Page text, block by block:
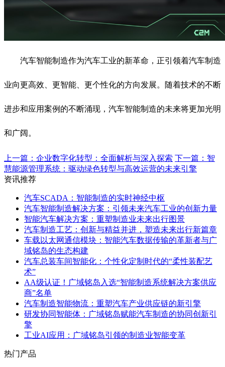
汽车智能制造作为汽车工业的新革命，正引领着汽车制造
业向更高效、更智能、更个性化的方向发展。随着技术的不断
进步和应用案例的不断涌现，汽车智能制造的未来将更加光明
和广阔。
上一篇：企业数字化转型：全面解析与深入探索 下一篇：智
慧能源管理系统：驱动绿色转型与高效运营的未来引擎
资讯推荐
汽车SCADA：智能制造的实时神经中枢
汽车智能制造解决方案：引领未来汽车工业的创新力量
智能汽车解决方案：重塑制造业未来出行图景
汽车制造工艺：创新与精益并进，塑造未来出行新篇章
车载以太网通信模块：智能汽车数据传输的革新者与广
域铭岛的生态构建
汽车总装车间智能化：个性化定制时代的“柔性装配艺
术”
AA级认证！广域铭岛入选“智能制造系统解决方案供应
商”名单
汽车制造智能物流：重塑汽车产业供应链的新引擎
研发协同智能体：广域铭岛赋能汽车制造的协同创新引
擎
工业AI应用：广域铭岛引领的制造业智能变革
热门产品